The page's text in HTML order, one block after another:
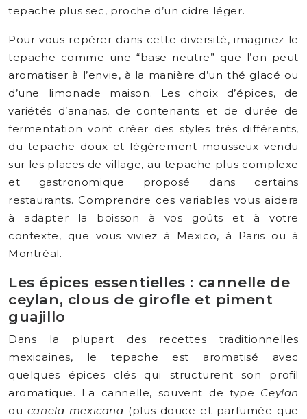
tepache plus sec, proche d’un cidre léger.
Pour vous repérer dans cette diversité, imaginez le
tepache comme une “base neutre” que l’on peut
aromatiser à l’envie, à la manière d’un thé glacé ou
d’une limonade maison. Les choix d’épices, de
variétés d’ananas, de contenants et de durée de
fermentation vont créer des styles très différents,
du tepache doux et légèrement mousseux vendu
sur les places de village, au tepache plus complexe
et gastronomique proposé dans certains
restaurants. Comprendre ces variables vous aidera
à adapter la boisson à vos goûts et à votre
contexte, que vous viviez à Mexico, à Paris ou à
Montréal.
Les épices essentielles : cannelle de
ceylan, clous de girofle et piment
guajillo
Dans la plupart des recettes traditionnelles
mexicaines, le tepache est aromatisé avec
quelques épices clés qui structurent son profil
aromatique. La cannelle, souvent de type Ceylan
ou canela mexicana (plus douce et parfumée que